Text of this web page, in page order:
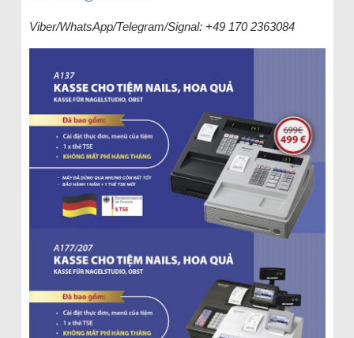
Viber/WhatsApp/Telegram/Signal: +49 170 2363084